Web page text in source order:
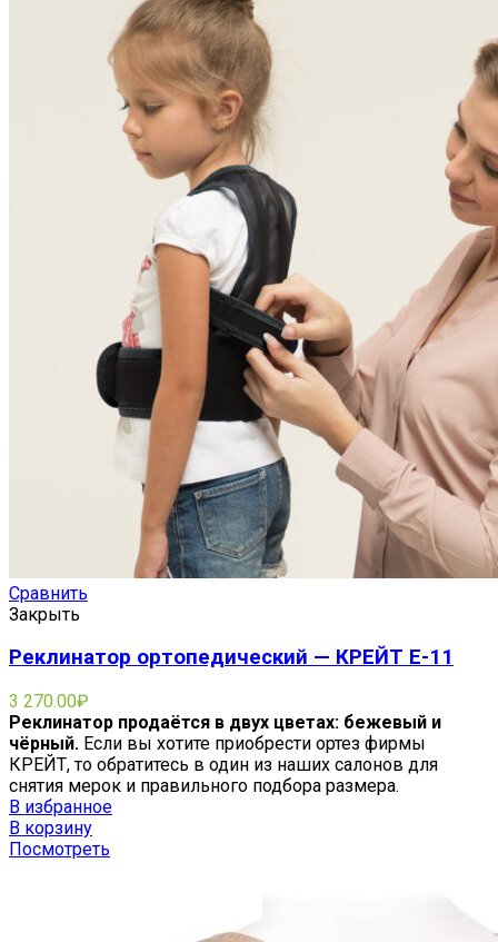
Сравнить
Закрыть
Реклинатор ортопедический — КРЕЙТ E-11
3 270.00₽
Реклинатор продаётся в двух цветах: бежевый и
чёрный. Если вы хотите приобрести ортез фирмы
КРЕЙТ, то обратитесь в один из наших салонов для
снятия мерок и правильного подбора размера.
В избранное
В корзину
Посмотреть